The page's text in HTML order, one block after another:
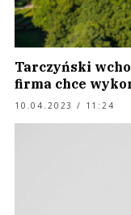
Tarczyński
firma chce
10.04.2023 / 11:24